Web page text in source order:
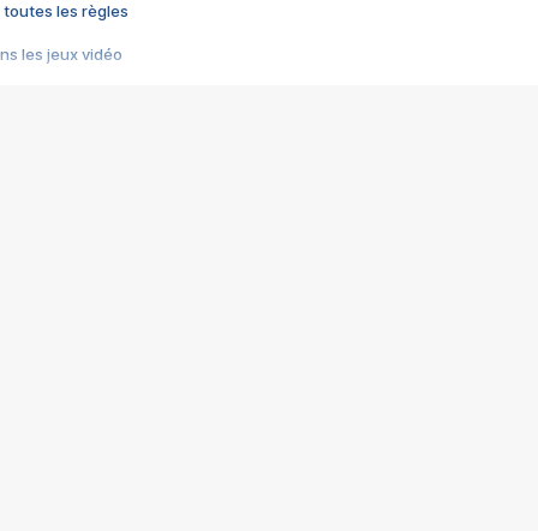
toutes les règles
les jeux vidéo